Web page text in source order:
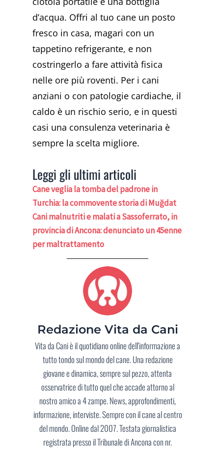
d’acqua. Offri al tuo cane un posto
fresco in casa, magari con un
tappetino refrigerante, e non
costringerlo a fare attività fisica
nelle ore più roventi. Per i cani
anziani o con patologie cardiache, il
caldo è un rischio serio, e in questi
casi una consulenza veterinaria è
sempre la scelta migliore.
Leggi gli ultimi articoli
Cane veglia la tomba del padrone in
Turchia: la commovente storia di Muğdat
Cani malnutriti e malati a Sassoferrato, in
provincia di Ancona: denunciato un 45enne
per maltrattamento
Redazione Vita da Cani
Vita da Cani è il quotidiano online dell'informazione a
tutto tondo sul mondo del cane. Una redazione
giovane e dinamica, sempre sul pezzo, attenta
osservatrice di tutto quel che accade attorno al
nostro amico a 4 zampe. News, approfondimenti,
informazione, interviste. Sempre con il cane al centro
del mondo. Online dal 2007. Testata giornalistica
registrata presso il Tribunale di Ancona con nr.